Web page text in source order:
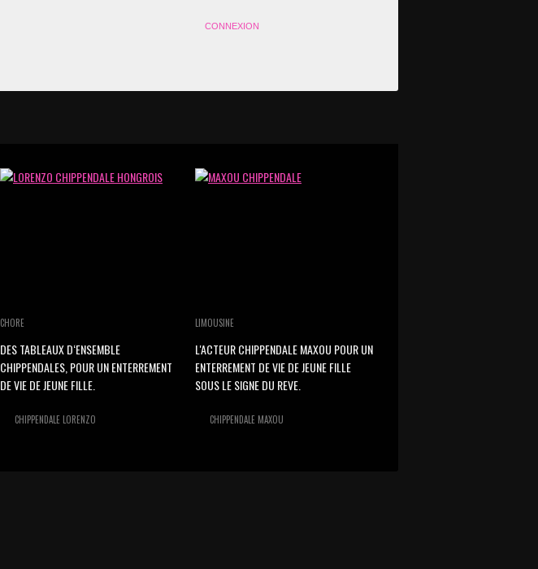
CONNEXION
CHORE
DES TABLEAUX D‘ENSEMBLE
CHIPPENDALES, POUR UN ENTERREMENT
DE VIE DE JEUNE FILLE.
CHIPPENDALE LORENZO
LIMOUSINE
L'ACTEUR CHIPPENDALE MAXOU POUR UN
ENTERREMENT DE VIE DE JEUNE FILLE
SOUS LE SIGNE DU REVE.
CHIPPENDALE MAXOU